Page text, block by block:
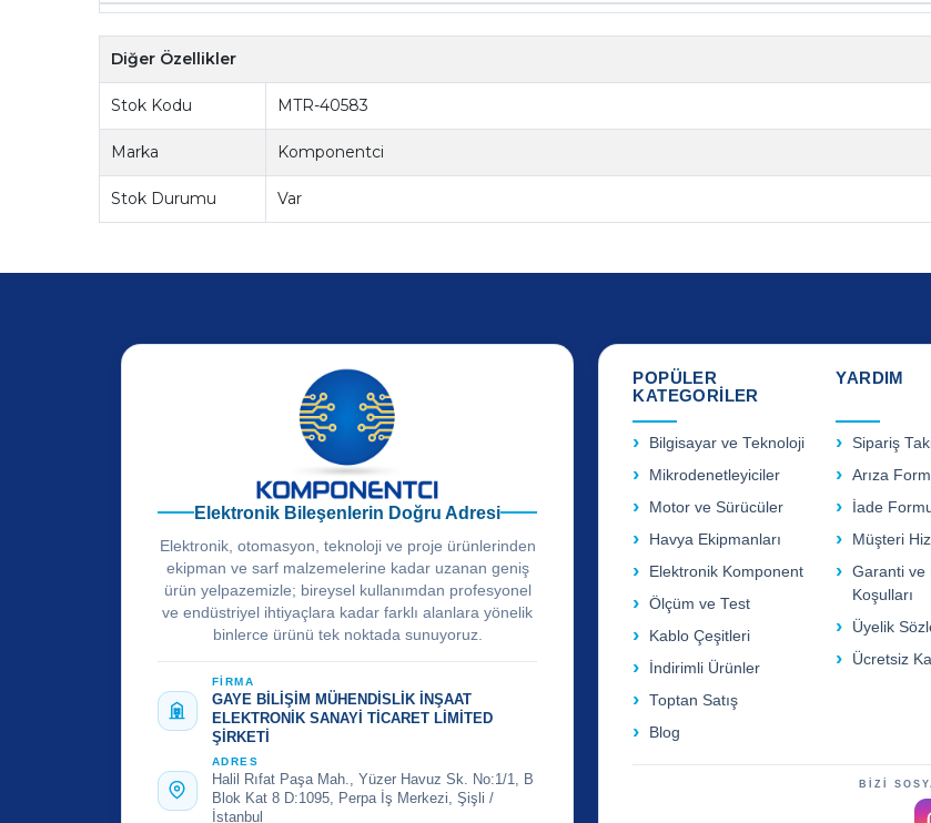
Diğer Özellikler
Stok Kodu MTR-40583
Marka Komponentci
Stok Durumu Var
Elektronik Bileşenlerin Doğru Adresi
Elektronik, otomasyon, teknoloji ve proje ürünlerinden
ekipman ve sarf malzemelerine kadar uzanan geniş
ürün yelpazemizle; bireysel kullanımdan profesyonel
ve endüstriyel ihtiyaçlara kadar farklı alanlara yönelik
binlerce ürünü tek noktada sunuyoruz.
FİRMA
GAYE BİLİŞİM MÜHENDİSLİK İNŞAAT
ELEKTRONİK SANAYİ TİCARET LİMİTED
ŞİRKETİ
ADRES
Halil Rıfat Paşa Mah., Yüzer Havuz Sk. No:1/1, B
Blok Kat 8 D:1095, Perpa İş Merkezi, Şişli /
İstanbul
POPÜLER
KATEGORİLER
Bilgisayar ve Teknoloji
Mikrodenetleyiciler
Motor ve Sürücüler
Havya Ekipmanları
Elektronik Komponent
Ölçüm ve Test
Kablo Çeşitleri
İndirimli Ürünler
Toptan Satış
Blog
YARDIM
Sipariş
Arıza
İade
Müşteri
Garanti ve
Koşulları
Üyelik
Ücretsiz
BİZİ